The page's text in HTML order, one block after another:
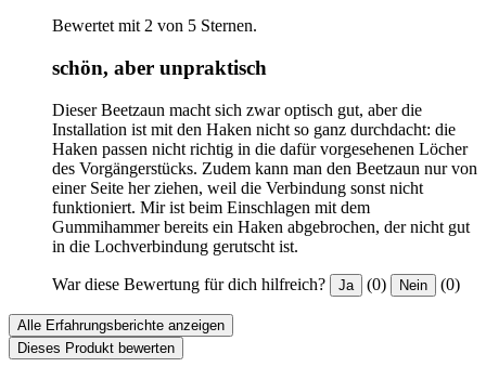
Bewertet mit 2 von 5 Sternen.
schön, aber unpraktisch
Dieser Beetzaun macht sich zwar optisch gut, aber die
Installation ist mit den Haken nicht so ganz durchdacht: die
Haken passen nicht richtig in die dafür vorgesehenen Löcher
des Vorgängerstücks. Zudem kann man den Beetzaun nur von
einer Seite her ziehen, weil die Verbindung sonst nicht
funktioniert. Mir ist beim Einschlagen mit dem
Gummihammer bereits ein Haken abgebrochen, der nicht gut
in die Lochverbindung gerutscht ist.
War diese Bewertung für dich hilfreich? Ja (0) Nein (0)
Alle Erfahrungsberichte anzeigen
Dieses Produkt bewerten